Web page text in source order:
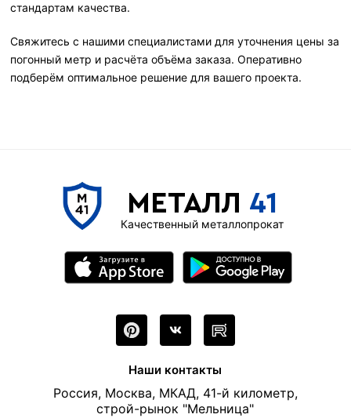
стандартам качества.
Свяжитесь с нашими специалистами для уточнения цены за
погонный метр и расчёта объёма заказа. Оперативно
подберём оптимальное решение для вашего проекта.
МЕТАЛЛ 41
Качественный металлопрокат
Наши контакты
Россия, Москва, МКАД, 41-й километр,
строй-рынок "Мельница"